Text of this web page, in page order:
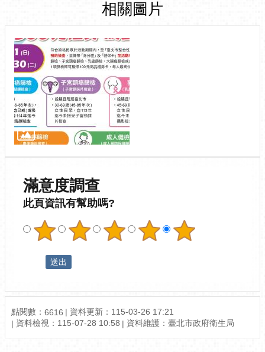
相關圖片
滿意度調查
此頁資訊有幫助嗎?
點閱數： 6616
資料更新：115-03-26 17:21
資料檢視：115-07-28 10:58
資料維護：臺北市政府衛生局